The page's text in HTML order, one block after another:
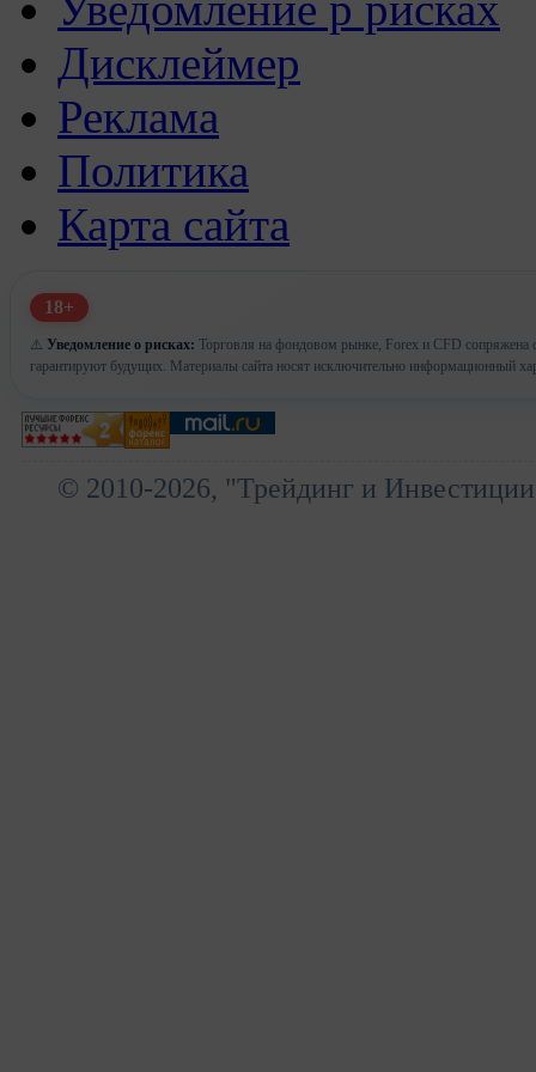
Дисклеймер
Реклама
Политика
Карта сайта
18+
⚠️ Уведомление о рисках: Торговля на фондовом рынке, Forex и CFD сопряжена
гарантируют будущих. Материалы сайта носят исключительно информационный
© 2010-2026, "Трейдинг и